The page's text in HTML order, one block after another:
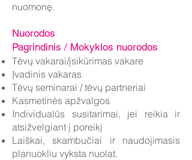
nuomonę.
Nuorodos
Pagrindinis / Mokyklos nuorodos
Tėvų vakarai/įsikūrimas vakare
Įvadinis vakaras
Tėvų seminarai / tėvų partneriai
Kasmetinės apžvalgos
Individualūs susitarimai, jei reikia ir
atsižvelgiant į poreikį
Laiškai, skambučiai ir naudojimasis
planuokliu vyksta nuolat.